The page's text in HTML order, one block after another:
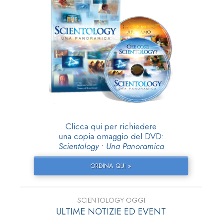
Clicca qui per richiedere
una copia omaggio del DVD:
Scientology • Una Panoramica
ORDINA QUI »
SCIENTOLOGY OGGI
ULTIME NOTIZIE ED EVENT